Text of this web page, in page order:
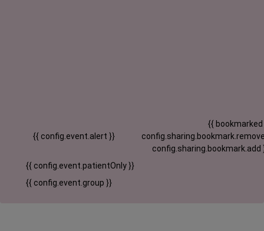
{{ config.event.alert }}
{{ bookmarked
config.sharing.bookmark.add
{{ config.event.patientOnly }}
{{ config.event.group }}